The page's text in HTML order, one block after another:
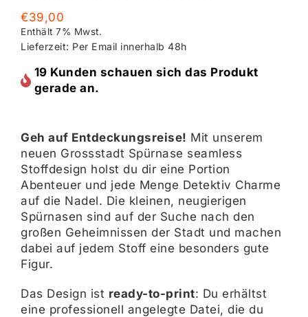
€39,00
Enthält 7% Mwst.
Lieferzeit: Per Email innerhalb 48h
19 Kunden schauen sich das Produkt
gerade an.
Geh auf Entdeckungsreise! Mit unserem
neuen Grossstadt Spürnase seamless
Stoffdesign holst du dir eine Portion
Abenteuer und jede Menge Detektiv Charme
auf die Nadel. Die kleinen, neugierigen
Spürnasen sind auf der Suche nach den
großen Geheimnissen der Stadt und machen
dabei auf jedem Stoff eine besonders gute
Figur.
Das Design ist ready-to-print: Du erhältst
eine professionell angelegte Datei, die du